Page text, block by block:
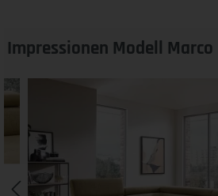
Impressionen Modell Marco